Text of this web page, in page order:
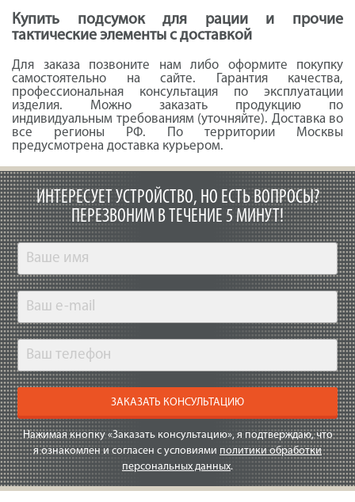
Купить подсумок для рации и прочие
тактические элементы с доставкой
Для заказа позвоните нам либо оформите покупку
самостоятельно на сайте. Гарантия качества,
профессиональная консультация по эксплуатации
изделия. Можно заказать продукцию по
индивидуальным требованиям (уточняйте). Доставка во
все регионы РФ. По территории Москвы
предусмотрена доставка курьером.
ИНТЕРЕСУЕТ УСТРОЙСТВО, НО ЕСТЬ ВОПРОСЫ?
ПЕРЕЗВОНИМ В ТЕЧЕНИЕ 5 МИНУТ!
ЗАКАЗАТЬ КОНСУЛЬТАЦИЮ
Нажимая кнопку «Заказать консультацию», я подтверждаю, что
я ознакомлен и согласен с условиями политики обработки
персональных данных.